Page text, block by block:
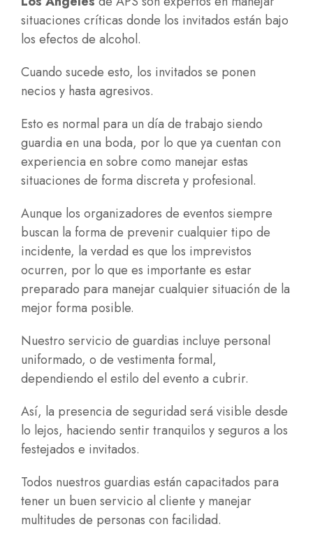
situaciones críticas donde los invitados están bajo
los efectos de alcohol.
Cuando sucede esto, los invitados se ponen
necios y hasta agresivos.
Esto es normal para un día de trabajo siendo
guardia en una boda, por lo que ya cuentan con
experiencia en sobre como manejar estas
situaciones de forma discreta y profesional.
Aunque los organizadores de eventos siempre
buscan la forma de prevenir cualquier tipo de
incidente, la verdad es que los imprevistos
ocurren, por lo que es importante es estar
preparado para manejar cualquier situación de la
mejor forma posible.
Nuestro servicio de guardias incluye personal
uniformado, o de vestimenta formal,
dependiendo el estilo del evento a cubrir.
Así, la presencia de seguridad será visible desde
lo lejos, haciendo sentir tranquilos y seguros a los
festejados e invitados.
Todos nuestros guardias están capacitados para
tener un buen servicio al cliente y manejar
multitudes de personas con facilidad.